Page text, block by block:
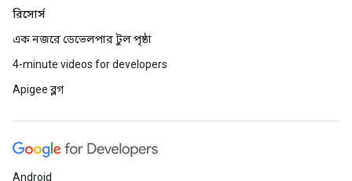
রিসোর্স
এক নজরে ডেভেলপার টুল পৃষ্ঠা
4-minute videos for developers
Apigee ব্লগ
Android